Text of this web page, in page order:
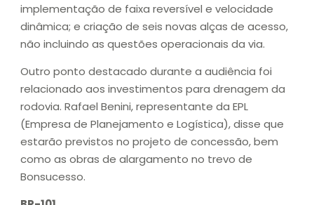
implementação de faixa reversível e velocidade
dinâmica; e criação de seis novas alças de acesso,
não incluindo as questões operacionais da via.
Outro ponto destacado durante a audiência foi
relacionado aos investimentos para drenagem da
rodovia. Rafael Benini, representante da EPL
(Empresa de Planejamento e Logística), disse que
estarão previstos no projeto de concessão, bem
como as obras de alargamento no trevo de
Bonsucesso.